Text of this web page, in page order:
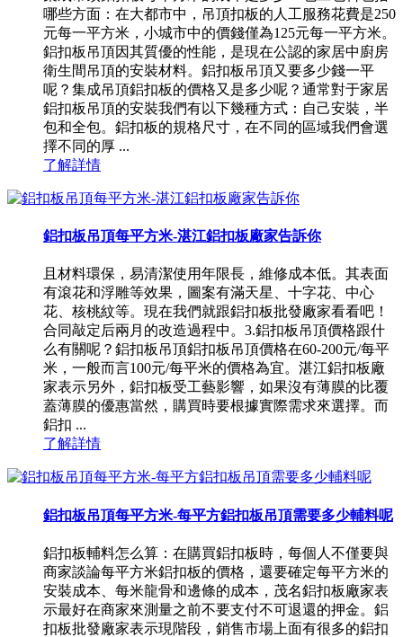
哪些方面：在大都市中，吊頂扣板的人工服務花費是250
元每一平方米，小城市中的價錢僅為125元每一平方米。
鋁扣板吊頂因其質優的性能，是現在公認的家居中廚房
衛生間吊頂的安裝材料。鋁扣板吊頂又要多少錢一平
呢？集成吊頂鋁扣板的價格又是多少呢？通常對于家居
鋁扣板吊頂的安裝我們有以下幾種方式：自己安裝，半
包和全包。鋁扣板的規格尺寸，在不同的區域我們會選
擇不同的厚 ...
了解詳情
鋁扣板吊頂每平方米-湛江鋁扣板廠家告訴你
且材料環保，易清潔使用年限長，維修成本低。其表面
有滾花和浮雕等效果，圖案有滿天星、十字花、中心
花、核桃紋等。現在我們就跟鋁扣板批發廠家看看吧！
合同敲定后兩月的改造過程中。3.鋁扣板吊頂價格跟什
么有關呢？鋁扣板吊頂鋁扣板吊頂價格在60-200元/每平
米，一般而言100元/每平米的價格為宜。湛江鋁扣板廠
家表示另外，鋁扣板受工藝影響，如果沒有薄膜的比覆
蓋薄膜的優惠當然，購買時要根據實際需求來選擇。而
鋁扣 ...
了解詳情
鋁扣板吊頂每平方米-每平方鋁扣板吊頂需要多少輔料呢
鋁扣板輔料怎么算：在購買鋁扣板時，每個人不僅要與
商家談論每平方米鋁扣板的價格，還要確定每平方米的
安裝成本、每米龍骨和邊條的成本，茂名鋁扣板廠家表
示最好在商家來測量之前不要支付不可退還的押金。鋁
扣板批發廠家表示現階段，銷售市場上面有很多的鋁扣